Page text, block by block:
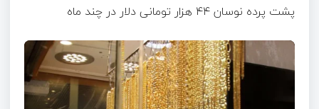
پشت پرده نوسان ۴۴ هزار تومانی دلار در چند ماه